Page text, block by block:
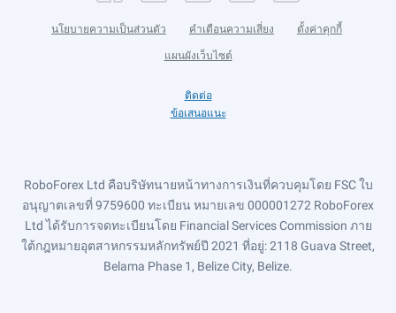
นโยบายความเป็นส่วนตัว คำเตือนความเสี่ยง ตั้งค่าคุกกี้
แผนผังเว็บไซต์
ติดต่อ
ข้อเสนอแนะ
RoboForex Ltd คือบริษัทนายหน้าทางการเงินที่ควบคุมโดย FSC ใบ
อนุญาตเลขที่ 9759600 ทะเบียน หมายเลข 000001272 RoboForex
Ltd ได้รับการจดทะเบียนโดย Financial Services Commission ภาย
ใต้กฎหมายอุตสาหกรรมหลักทรัพย์ปี 2021 ที่อยู่: 2118 Guava Street,
Belama Phase 1, Belize City, Belize.